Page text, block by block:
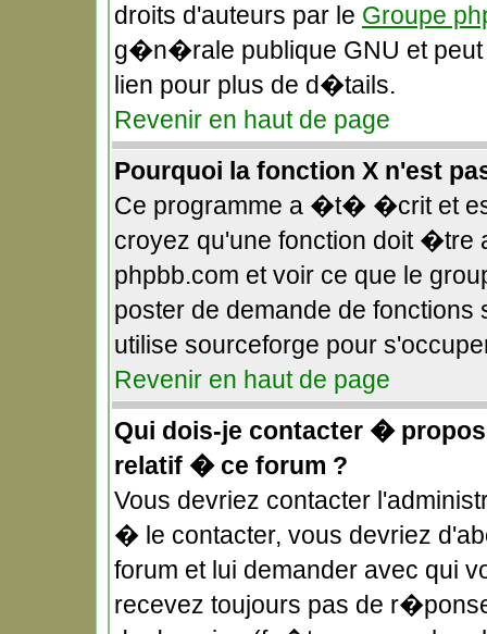
droits d'auteurs par le Groupe
g�n�rale publique GNU et
lien pour plus de d�tails.
Revenir en haut de page
Pourquoi la fonction X n'est
Ce programme a �t� �crit et
croyez qu'une fonction doit �tre
phpbb.com et voir ce que le
poster de demande de
utilise sourceforge pour
Revenir en haut de page
Qui dois-je contacter �
relatif � ce forum ?
Vous devriez contacter
� le contacter, vous devriez
forum et lui demander avec qui
recevez toujours pas de